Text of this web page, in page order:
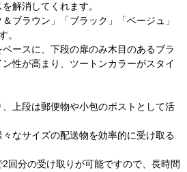
解消してくれます。
ブラウン」「ブラック」「ベージュ」
。
ースに、下段の扉のみ木目のあるブラ
性が高まり、ツートンカラーがスタイ
上段は郵便物や小包のポストとして活
なサイズの配送物を効率的に受け取る
回分の受け取りが可能ですので、長時間